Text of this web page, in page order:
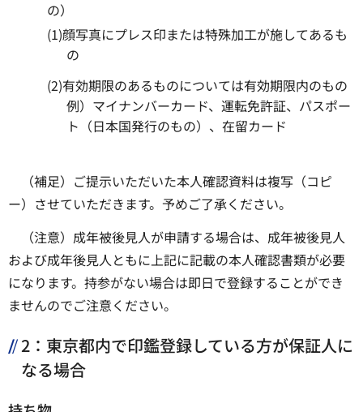
の）
(1)顔写真にプレス印または特殊加工が施してあるも
の
(2)有効期限のあるものについては有効期限内のもの
例）マイナンバーカード、運転免許証、パスポー
ト（日本国発行のもの）、在留カード
（補足）ご提示いただいた本人確認資料は複写（コピ
ー）させていただきます。予めご了承ください。
（注意）成年被後見人が申請する場合は、成年被後見人
および成年後見人ともに上記に記載の本人確認書類が必要
になります。持参がない場合は即日で登録することができ
ませんのでご注意ください。
2：東京都内で印鑑登録している方が保証人に
なる場合